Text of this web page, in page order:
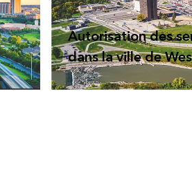
Autorisation des
dans la ville de